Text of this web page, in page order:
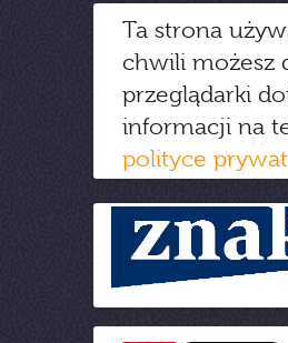
Ta strona
chwili możesz
przeglądarki
informacji na
polityce